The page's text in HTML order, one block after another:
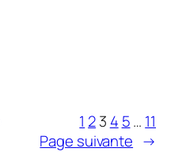
1 23 4 5… 11
Page suivante →